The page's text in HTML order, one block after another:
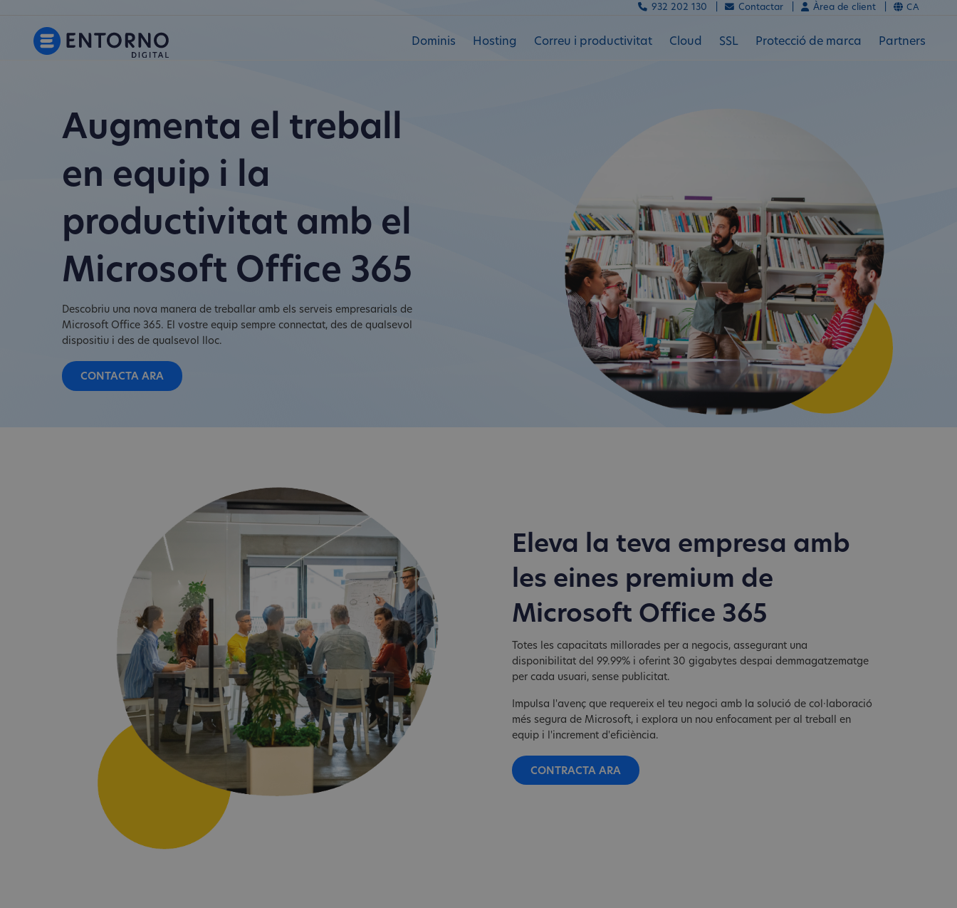
Dominis Hosting Correu i productivitat Cloud SSL Protecció de marca Partners
932 202 130 | Contactar | Àrea de client | CA
Augmenta el treball
en equip i la
productivitat amb el
Microsoft Office 365
Descobriu una nova manera de treballar amb els serveis empresarials de
Microsoft Office 365. El vostre equip sempre connectat, des de qualsevol
dispositiu i des de qualsevol lloc.
CONTACTA ARA
Eleva la teva empresa amb
les eines premium de
Microsoft Office 365
Totes les capacitats millorades per a negocis, assegurant una
disponibilitat del 99.99% i oferint 30 gigabytes despai demmagatzematge
per cada usuari, sense publicitat.
Impulsa l'avenç que requereix el teu negoci amb la solució de col·laboració
més segura de Microsoft, i explora un nou enfocament per al treball en
equip i l'increment d'eficiència.
CONTRACTA ARA